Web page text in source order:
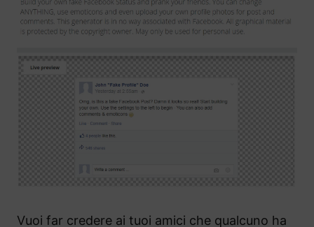
Vuoi far credere ai tuoi amici che qualcuno ha